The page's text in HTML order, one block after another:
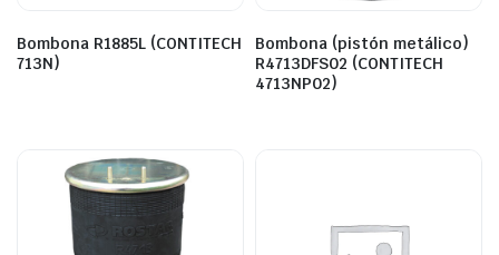
Bombona R1885L (CONTITECH
713N)
Bombona (pistón metálico)
R4713DFS02 (CONTITECH
4713NP02)